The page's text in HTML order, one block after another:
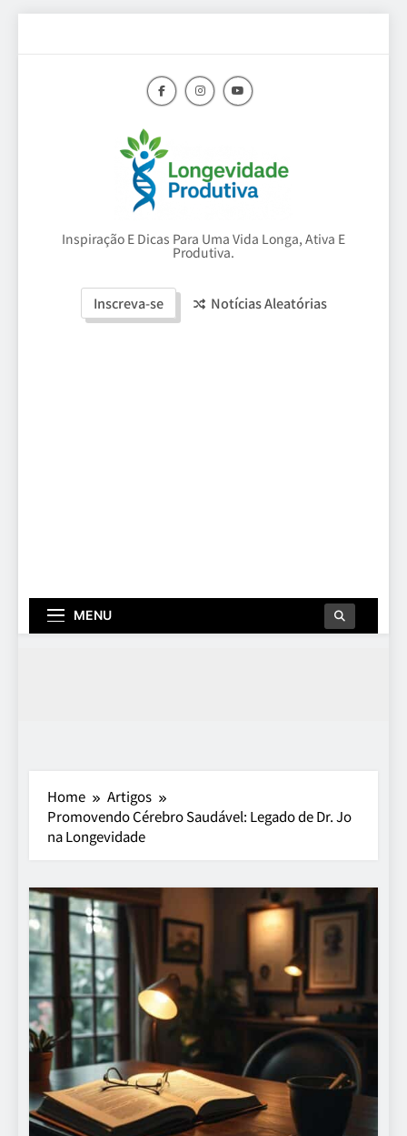
Longevidade
Produtiva
Inspiração E Dicas Para Uma Vida Longa, Ativa E
Produtiva.
Inscreva-se Notícias Aleatórias
MENU
Home
Artigos
Promovendo Cérebro Saudável: Legado de Dr. Jo
na Longevidade